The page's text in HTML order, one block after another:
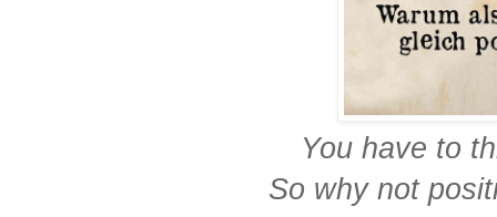
You have to
So why not